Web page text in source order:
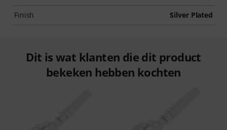
Finish Silver Plated
Dit is wat klanten die dit product
bekeken hebben kochten